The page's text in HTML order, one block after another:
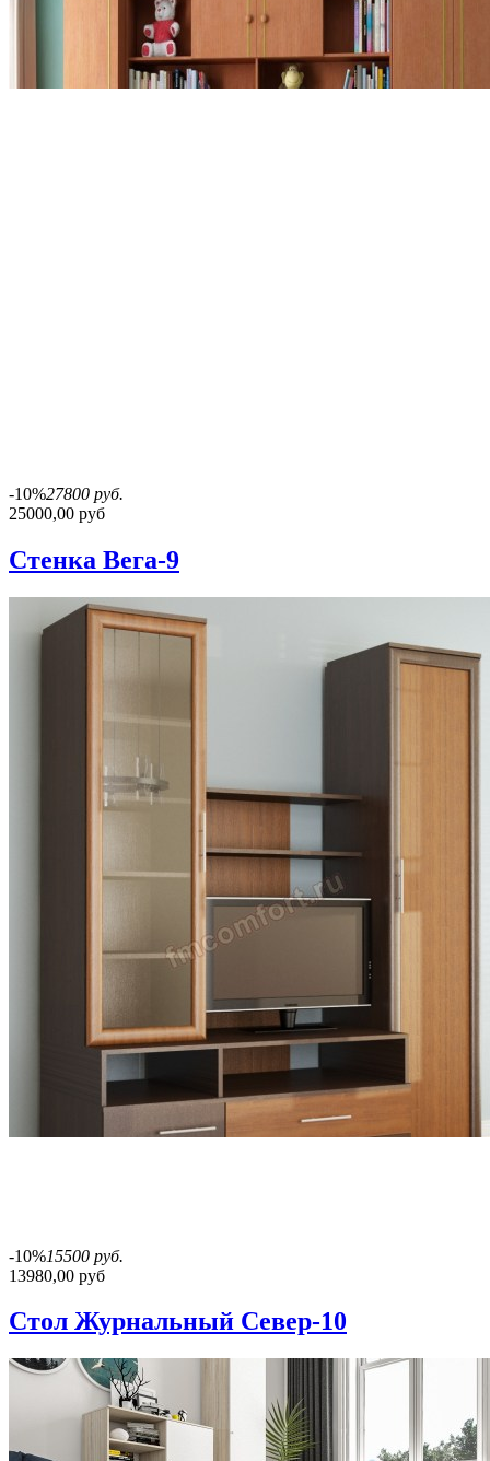
-10%27800 руб.
25000,00 руб
Стенка Вега-9
-10%15500 руб.
13980,00 руб
Стол Журнальный Север-10